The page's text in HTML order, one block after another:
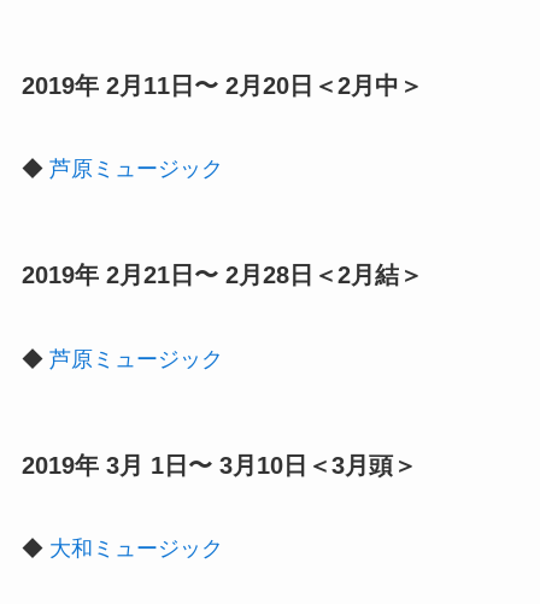
2019年 2月11日〜 2月20日＜2月中＞
◆ 芦原ミュージック
2019年 2月21日〜 2月28日＜2月結＞
◆ 芦原ミュージック
2019年 3月 1日〜 3月10日＜3月頭＞
◆ 大和ミュージック